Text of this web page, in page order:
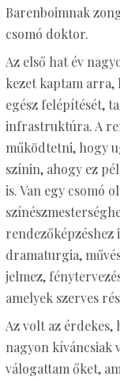
Barenboimnak
csomó doktor.
Az első hat év
kezet kaptam arra,
egész felépítését,
infrastruktúra. A
működtetni, hogy
színin, ahogy ez
is. Van egy csomó
dramaturgia,
jelmez,
amelyek szerves
Az volt az
nagyon kíváncsiak
válogattam őket,